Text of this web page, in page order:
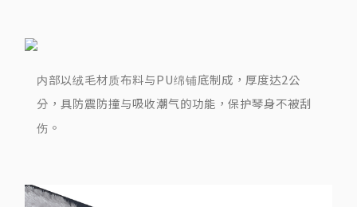
内部以绒毛材质布料与PU绵铺底制成，厚度达2公
分，具防震防撞与吸收潮气的功能，保护琴身不被刮
伤。